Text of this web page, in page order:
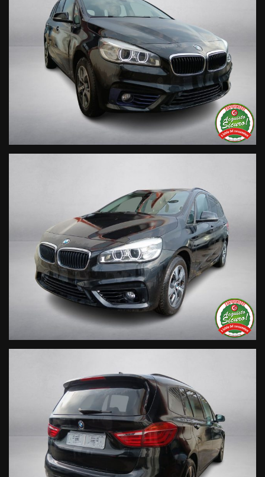
• Garanzia legale di Conformità prevista obbligatoriamente
dal Codice del Consumo;
• Garanzia estendibile fino a 60 mesi.
Segui Automobili Vendraminie leggi le recensioni che
descrivono l’esperienza dei nostri clienti:
• Sul nostro sito ufficiale www.automobilivendramini.it dove
potrai trovare l’intero parco auto aggiornato, maggiori foto e
info per ogni singola vettura, i nostri servizi e la nostra storia.
• Sulla nostra pagina Facebook
• Sulla nostra pagina Instagram
• Si precisa che le informazioni contenute negli annunci
online e nel proprio sito web sono state compilate con cura
affinché siano il più complete e precise; tuttavia possono
contenere errori e omissioni. Si declina ogni responsabilità
per eventuali involontarie incongruenze che non
rappresentano un impegno contrattuale.